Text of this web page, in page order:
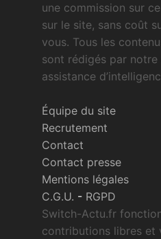
une commission sur
sur le site, sans coût
vous. Tous les
sont rédigés par notre
assistance
Équipe du site
Recrutement
Contact
Contact presse
Mentions légales
C.G.U. - RGPD
Switch-Actu.fr
contributions libres et